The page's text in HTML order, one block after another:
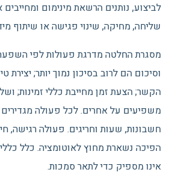
לביצוע, נותנים הרשאת מינימום
שליחה, מחיקה, שינוי פגישה או שיתוף
מסגרת החלטה מדרגת פעולות לפי
וסיכום הם לרוב בסיכון נמוך יותר; יצירת
הקשר; הצעת זמן מחייבת כללי זמינות;
משפיעים על אחרים. לכל פעולה
חשבונות, שעות וחריגים. פעולה רגישה,
הפיכה נשארת מחוץ לאוטומציה. כלל
אינו מספיק כדי לתאר סמכות.